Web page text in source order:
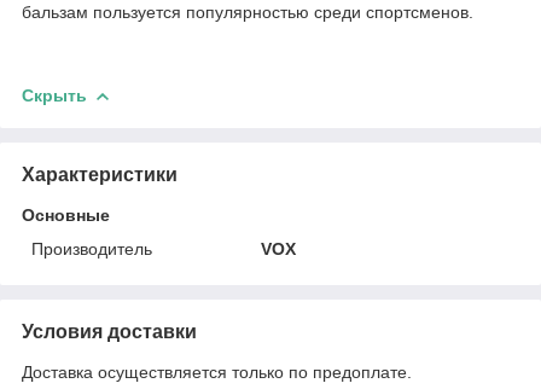
бальзам пользуется популярностью среди спортсменов.
Скрыть
Характеристики
Основные
Производитель
VOX
Условия доставки
Доставка осуществляется только по предоплате.